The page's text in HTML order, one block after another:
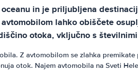
in je priljubljena
lahko obiščete
otoka, vključno s
Z avtomobilom se zlahka
otok. Najem avtomobila na Sveti